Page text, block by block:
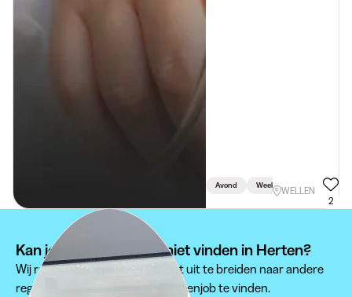
Avond Week Weekend
WELLEN
2
Kan je je studentenjob niet vinden in Herten?
Wij raden je aan om je zoektocht uit te breiden naar andere
regio's om een passende studentenjob te vinden.